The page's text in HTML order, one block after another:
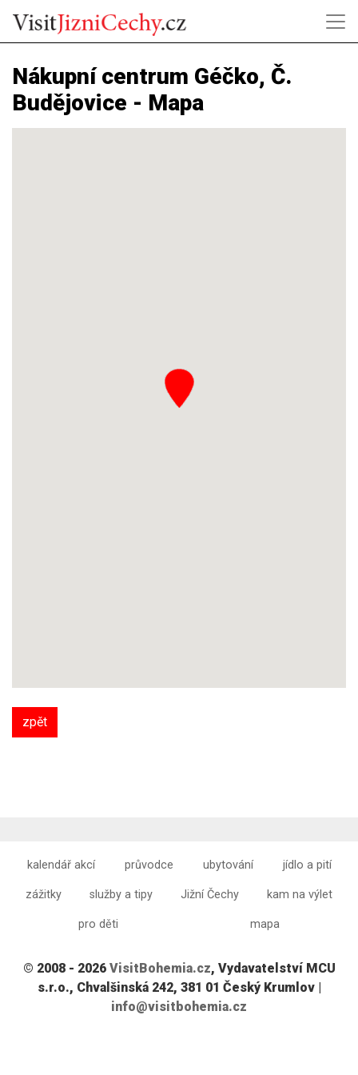
Nákupní centrum Géčko, Č.
Budějovice - Mapa
zpět
kalendář akcí průvodce ubytování jídlo a pití
zážitky služby a tipy Jižní Čechy kam na výlet
pro děti mapa
© 2008 - 2026 VisitBohemia.cz, Vydavatelství MCU
s.r.o., Chvalšinská 242, 381 01 Český Krumlov |
info@visitbohemia.cz